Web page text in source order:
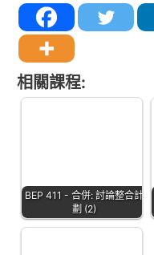
相關課程:
BEP 411 - 合併: 討論整合計
劃 (2)